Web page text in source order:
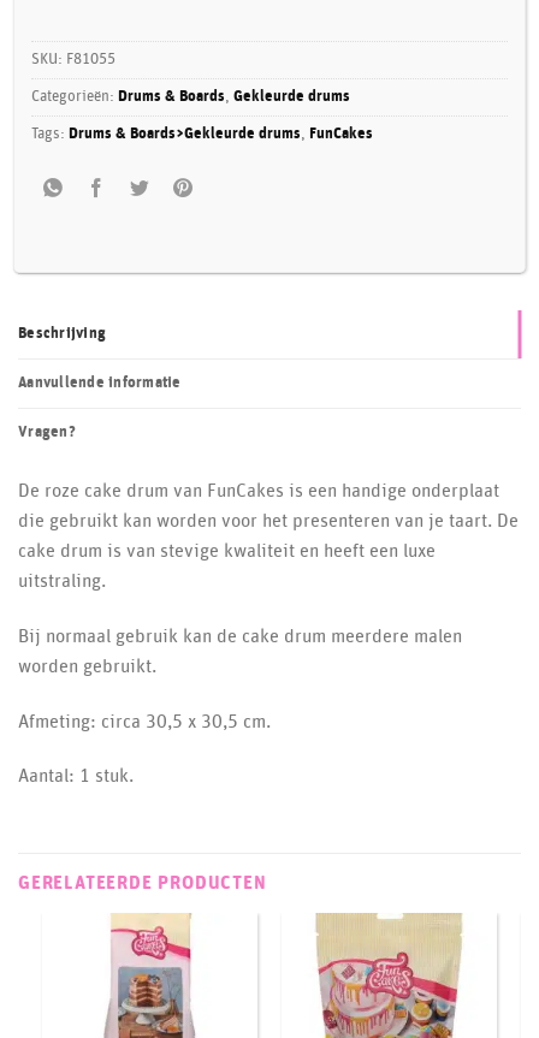
SKU: F81055
Categorieën: Drums & Boards,Gekleurde drums
Tags: Drums & Boards>Gekleurde drums, FunCakes
Beschrijving
Aanvullende informatie
Vragen?
De roze cake drum van FunCakes is een handige onderplaat
die gebruikt kan worden voor het presenteren van je taart. De
cake drum is van stevige kwaliteit en heeft een luxe
uitstraling.
Bij normaal gebruik kan de cake drum meerdere malen
worden gebruikt.
Afmeting: circa 30,5 x 30,5 cm.
Aantal: 1 stuk.
GERELATEERDE PRODUCTEN